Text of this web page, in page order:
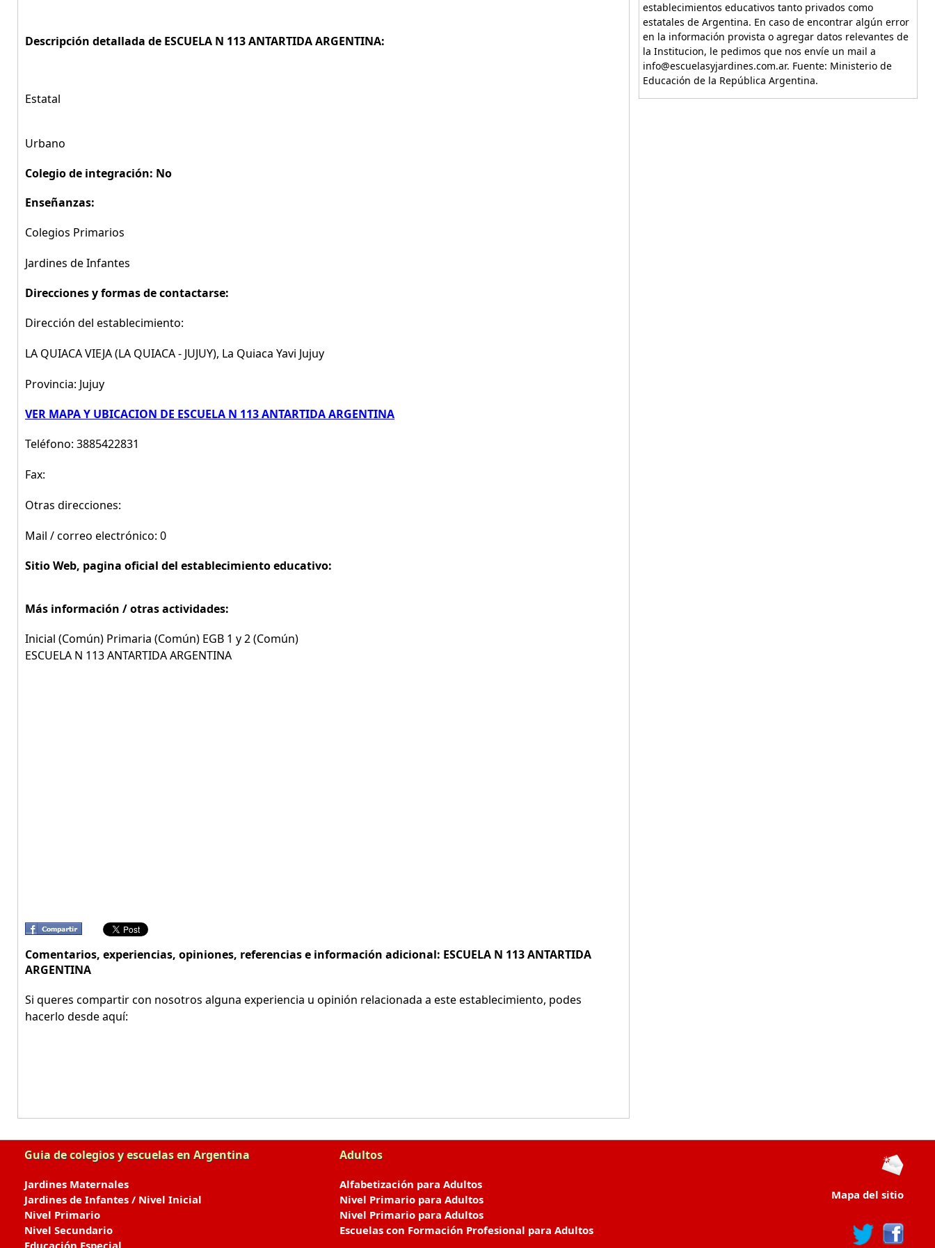
Descripción detallada de ESCUELA N 113 ANTARTIDA ARGENTINA:
Estatal
Urbano
Colegio de integración: No
Enseñanzas:
Colegios Primarios
Jardines de Infantes
Direcciones y formas de contactarse:
Dirección del establecimiento:
LA QUIACA VIEJA (LA QUIACA - JUJUY), La Quiaca Yavi Jujuy
Provincia: Jujuy
VER MAPA Y UBICACION DE ESCUELA N 113 ANTARTIDA ARGENTINA
Teléfono: 3885422831
Fax:
Otras direcciones:
Mail / correo electrónico: 0
Sitio Web, pagina oficial del establecimiento educativo:
Más información / otras actividades:
Inicial (Común) Primaria (Común) EGB 1 y 2 (Común)
ESCUELA N 113 ANTARTIDA ARGENTINA
Comentarios, experiencias, opiniones, referencias e información adicional: ESCUELA N 113 ANTARTIDA
ARGENTINA
Si queres compartir con nosotros alguna experiencia u opinión relacionada a este establecimiento, podes
hacerlo desde aquí:
establecimientos educativos tanto privados como
estatales de Argentina. En caso de encontrar algún error
en la información provista o agregar datos relevantes de
la Institucion, le pedimos que nos envíe un mail a
info@escuelasyjardines.com.ar. Fuente: Ministerio de
Educación de la República Argentina.
Guia de colegios y escuelas en Argentina
Jardines Maternales
Jardines de Infantes / Nivel Inicial
Nivel Primario
Nivel Secundario
Educación Especial
Adultos
Alfabetización para Adultos
Nivel Primario para Adultos
Nivel Primario para Adultos
Escuelas con Formación Profesional para Adultos
Mapa del sitio